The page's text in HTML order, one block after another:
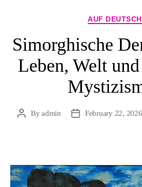
AUF DEUTSCH
Simorghische
Leben, Welt
PostByadmin
PostFebruary 22, 2026